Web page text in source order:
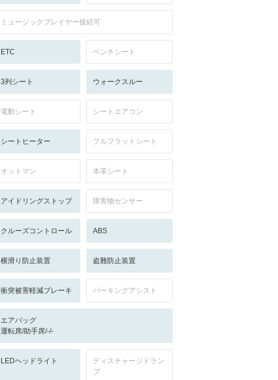
ミュージックプレイヤー接続可
ETC ベンチシート
3列シート ウォークスルー
電動シート シートエアコン
シートヒーター フルフラットシート
オットマン 本革シート
アイドリングストップ 障害物センサー
クルーズコントロール ABS
横滑り防止装置 盗難防止装置
衝突被害軽減ブレーキ パーキングアシスト
エアバッグ
運転席/助手席/-/-
LEDヘッドライト
ディスチャージドラン
プ